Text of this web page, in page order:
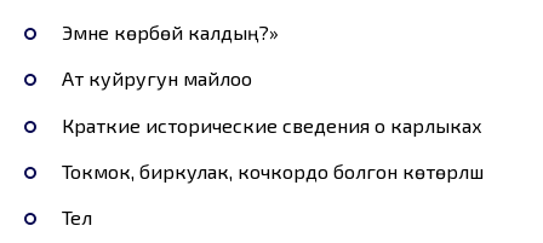
Эмне көрбөй калдың?»
Ат куйругун майлоо
Краткие исторические сведения о карлыках
Токмок, биркулак, кочкордо болгон көтөрүлүш
Телүү